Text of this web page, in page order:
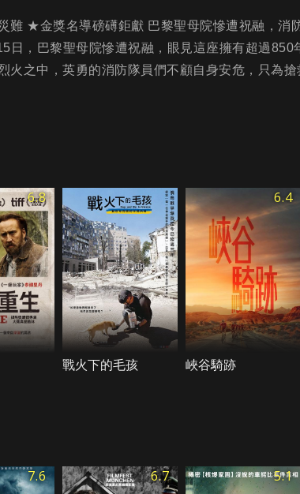
難 ★金獎名導磅礡鉅獻 巴黎聖母院慘遭祝融，消
日，巴黎聖母院慘遭祝融，眼見這座擁有超過
火之中，英勇的消防隊員們不顧自身安危，只為
6.8
戰火下的毛孩
6.4
峽谷騎跡
7.6 6.7 5.1